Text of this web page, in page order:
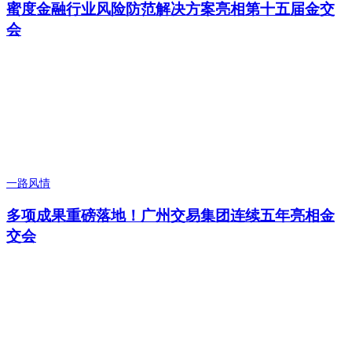
蜜度金融行业风险防范解决方案亮相第十五届金交
会
一路风情
多项成果重磅落地！广州交易集团连续五年亮相金
交会